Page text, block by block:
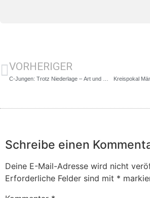
VORHERIGER
Schreibe einen
Deine E-Mail-Adresse wird nicht
Erforderliche Felder sind mit *